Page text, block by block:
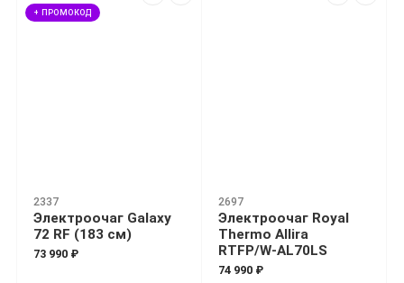
+ ПРОМОКОД
2337
Электроочаг Galaxy
72 RF (183 см)
73 990 ₽
2697
Электроочаг Royal
Thermo Allira
RTFP/W-AL70LS
74 990 ₽